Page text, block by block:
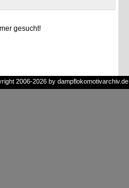
gesucht!
2006-2026 by dampflokomotivarchiv.de